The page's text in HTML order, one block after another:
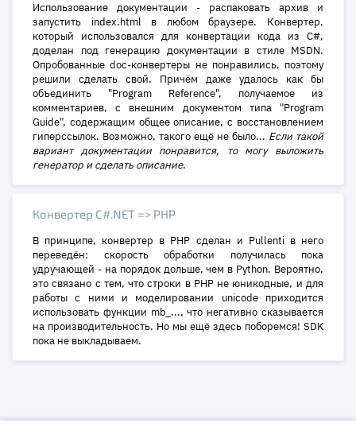
Использование документации - распаковать архив и
запустить index.html в любом браузере. Конвертер,
который использовался для конвертации кода из C#,
доделан под генерацию документации в стиле MSDN.
Опробованные doc-конвертеры не понравились, поэтому
решили сделать свой. Причём даже удалось как бы
объединить "Program Reference", получаемое из
комментариев, с внешним документом типа "Program
Guide", содержащим общее описание, с восстановлением
гиперссылок. Возможно, такого ещё не было... Если такой
вариант документации понравится, то могу выложить
генератор и сделать описание.
Конвертер C#.NET => PHP
В принципе, конвертер в PHP сделан и Pullenti в него
переведён: скорость обработки получилась пока
удручающей - на порядок дольше, чем в Python. Вероятно,
это связано с тем, что строки в PHP не юникодные, и для
работы с ними и моделировании unicode приходится
использовать функции mb_..., что негативно сказывается
на производительность. Но мы ещё здесь поборемся! SDK
пока не выкладываем.